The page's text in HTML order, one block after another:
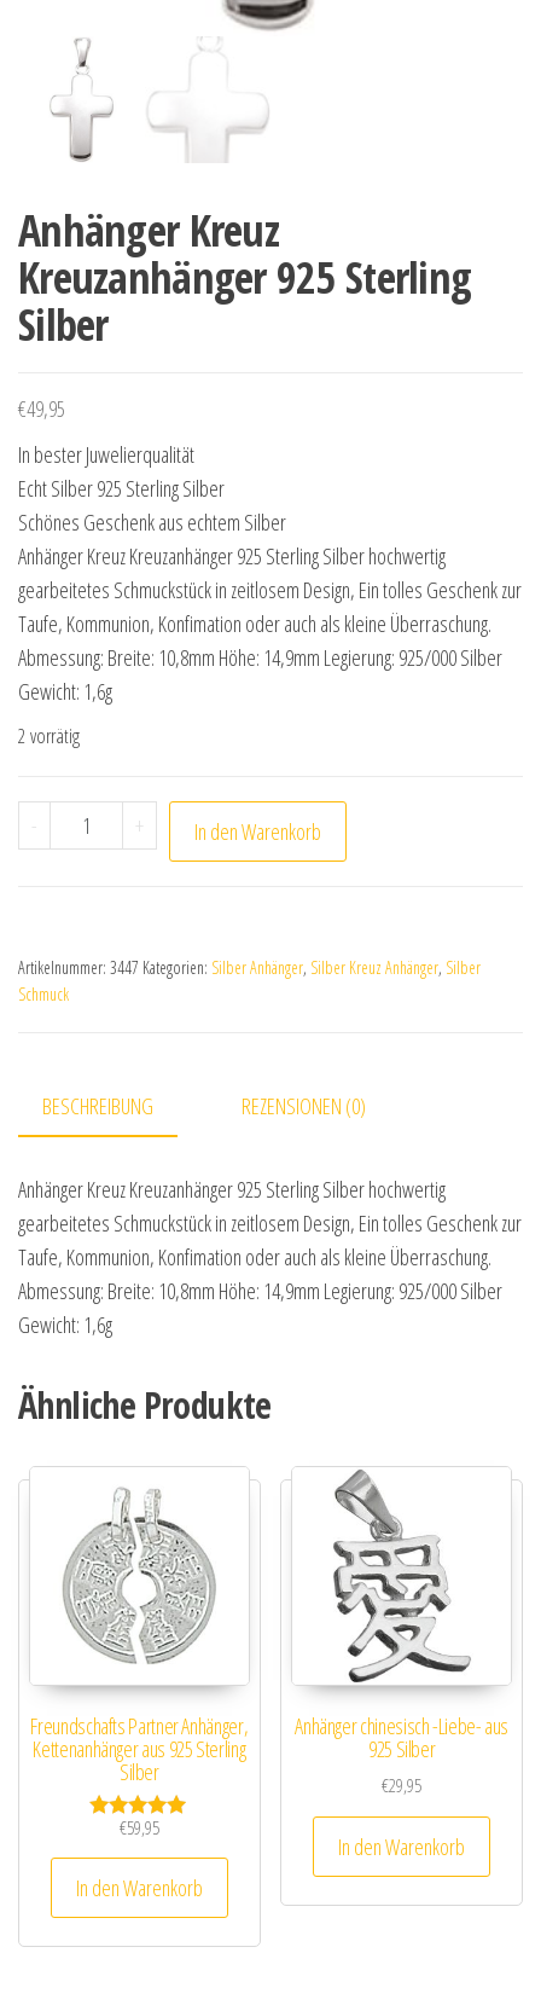
Anhänger Kreuz
Kreuzanhänger 925 Sterling
Silber
€49,95
In bester Juwelierqualität
Echt Silber 925 Sterling Silber
Schönes Geschenk aus echtem Silber
Anhänger Kreuz Kreuzanhänger 925 Sterling Silber hochwertig
gearbeitetes Schmuckstück in zeitlosem Design, Ein tolles Geschenk zur
Taufe, Kommunion, Konfimation oder auch als kleine Überraschung.
Abmessung: Breite: 10,8mm Höhe: 14,9mm Legierung: 925/000 Silber
Gewicht: 1,6g
2 vorrätig
- Anhänger Kreuz Kreuzanhänger 925 Sterling Silber
+ In den Warenkorb
Artikelnummer: 3447 Kategorien: Silber Anhänger, Silber Kreuz Anhänger, Silber
Schmuck
BESCHREIBUNG REZENSIONEN (0)
Anhänger Kreuz Kreuzanhänger 925 Sterling Silber hochwertig
gearbeitetes Schmuckstück in zeitlosem Design, Ein tolles Geschenk zur
Taufe, Kommunion, Konfimation oder auch als kleine Überraschung.
Abmessung: Breite: 10,8mm Höhe: 14,9mm Legierung: 925/000 Silber
Gewicht: 1,6g
Ähnliche Produkte
Freundschafts Partner Anhänger,
Kettenanhänger aus 925 Sterling
Silber
Bewertet mit
€59,95
In den Warenkorb
Anhänger chinesisch -Liebe- aus
925 Silber
€29,95
In den Warenkorb